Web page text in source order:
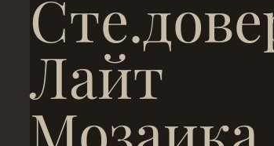
Лайт